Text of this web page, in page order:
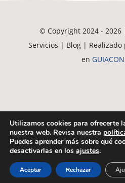
© Copyright 2024 - 2026
Servicios | Blog | Realizado
en
Crematorio de Mascotas
Mascotas en
Utilizamos cookies para ofrecerte
nuestra web. Revisa nuestra
Puedes aprender más sobre qué
desactivarlas en los ajustes.
Aceptar Rechazar